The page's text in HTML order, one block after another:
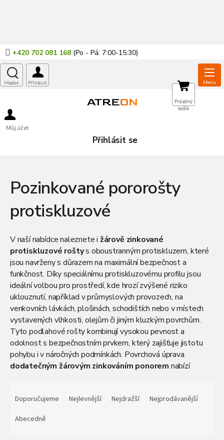
+420 702 081 168
Můj účet
Přihlásit se
NÁKUPNÍ
KOŠÍK
Prázdný
košík
Pozinkované pororošty
protiskluzové
V naší nabídce naleznete i žárově zinkované
protiskluzové roštys oboustranným protiskluzem, které
jsou navrženy s důrazem na maximální bezpečnost a
funkčnost. Díky speciálnímu protiskluzovému profilu jsou
ideální volbou pro prostředí, kde hrozí zvýšené riziko
uklouznutí, například v průmyslových provozech, na
venkovních lávkách, plošinách, schodištích nebo v místech
vystavených vlhkosti, olejům či jiným kluzkým povrchům.
Tyto podlahové rošty kombinují vysokou pevnost a
odolnost s bezpečnostním prvkem, který zajišťuje jistotu
pohybu i v náročných podmínkách. Povrchová úprava
dodatečným žárovým zinkováním ponorem nabízí
části roštů jsou zinkovány dodatečně až po výrobě, takže je
řezná hrana bez zinkové vrstvy.
Doporučujeme Nejlevnější Nejdražší
Nejprodávanější
Abecedně